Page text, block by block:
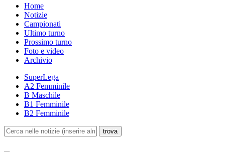
Home
Notizie
Campionati
Ultimo turno
Prossimo turno
Foto e video
Archivio
SuperLega
A2 Femminile
B Maschile
B1 Femminile
B2 Femminile